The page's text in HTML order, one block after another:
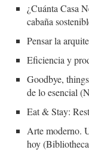
¿Cuánta Casa
cabaña
Pensar la
Eficiencia y
Goodbye,
de lo esencial
Eat & Stay:
Arte moderno.
hoy